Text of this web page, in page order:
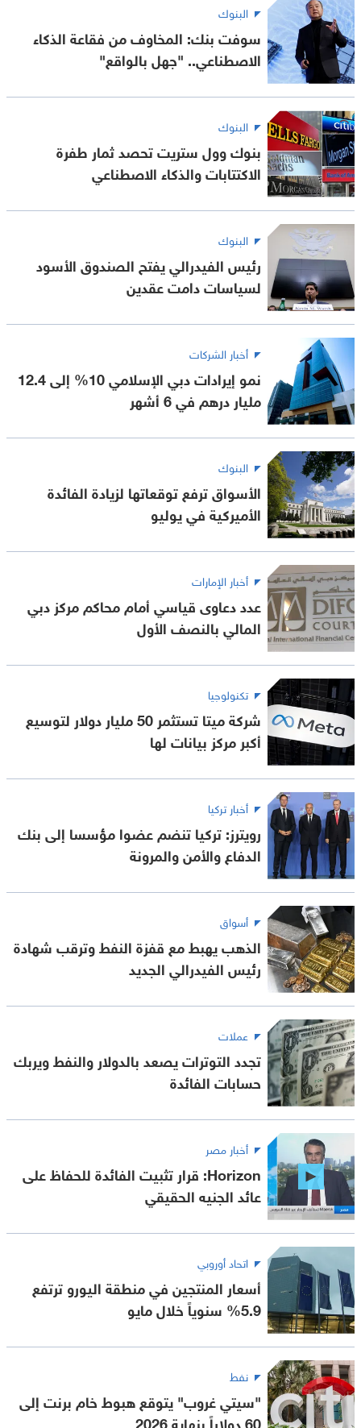
البنوك
سوفت بنك: المخاوف من فقاعة الذكاء
الاصطناعي.. "جهل بالواقع"
البنوك
بنوك وول ستريت تحصد ثمار طفرة
الاكتتابات والذكاء الاصطناعي
البنوك
رئيس الفيدرالي يفتح الصندوق الأسود
لسياسات دامت عقدين
أخبار الشركات
نمو إيرادات دبي الإسلامي 10% إلى 12.4
مليار درهم في 6 أشهر
البنوك
الأسواق ترفع توقعاتها لزيادة الفائدة
الأميركية في يوليو
أخبار الإمارات
عدد دعاوى قياسي أمام محاكم مركز دبي
المالي بالنصف الأول
تكنولوجيا
شركة ميتا تستثمر 50 مليار دولار لتوسيع
أكبر مركز بيانات لها
أخبار تركيا
رويترز: تركيا تنضم عضوا مؤسسا إلى بنك
الدفاع والأمن والمرونة
أسواق
الذهب يهبط مع قفزة النفط وترقب شهادة
رئيس الفيدرالي الجديد
عملات
تجدد التوترات يصعد بالدولار والنفط ويربك
حسابات الفائدة
أخبار مصر
Horizon: قرار تثبيت الفائدة للحفاظ على
عائد الجنيه الحقيقي
اتحاد أوروبي
أسعار المنتجين في منطقة اليورو ترتفع
5.9% سنوياً خلال مايو
نفط
"سيتي غروب" يتوقع هبوط خام برنت إلى
60 دولاراً بنهاية 2026